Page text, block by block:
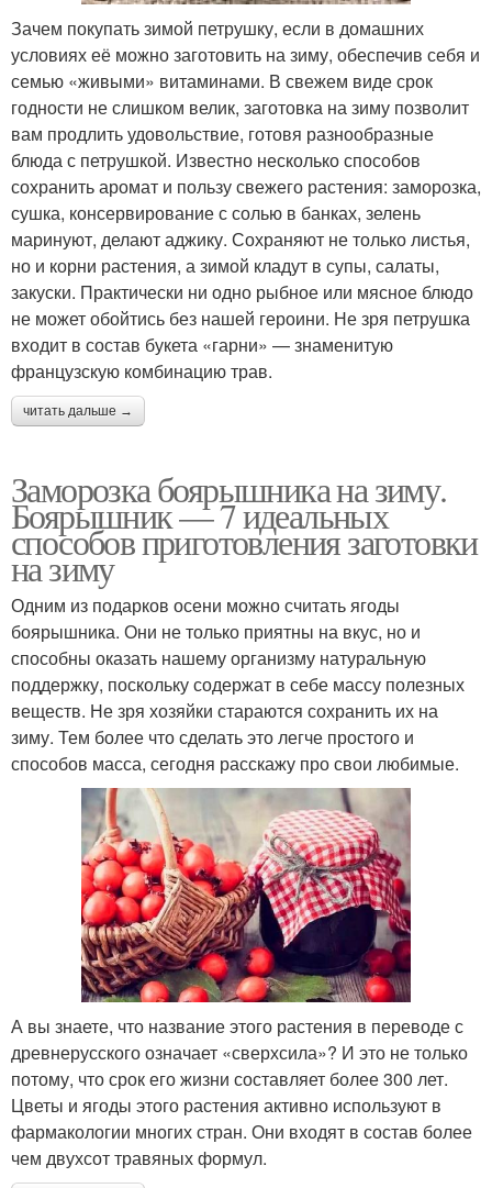
Зачем покупать зимой петрушку, если в домашних
условиях её можно заготовить на зиму, обеспечив себя и
семью «живыми» витаминами. В свежем виде срок
годности не слишком велик, заготовка на зиму позволит
вам продлить удовольствие, готовя разнообразные
блюда с петрушкой. Известно несколько способов
сохранить аромат и пользу свежего растения: заморозка,
сушка, консервирование с солью в банках, зелень
маринуют, делают аджику. Сохраняют не только листья,
но и корни растения, а зимой кладут в супы, салаты,
закуски. Практически ни одно рыбное или мясное блюдо
не может обойтись без нашей героини. Не зря петрушка
входит в состав букета «гарни» — знаменитую
французскую комбинацию трав.
читать дальше →
Заморозка боярышника на зиму.
Боярышник — 7 идеальных
способов приготовления заготовки
на зиму
Одним из подарков осени можно считать ягоды
боярышника. Они не только приятны на вкус, но и
способны оказать нашему организму натуральную
поддержку, поскольку содержат в себе массу полезных
веществ. Не зря хозяйки стараются сохранить их на
зиму. Тем более что сделать это легче простого и
способов масса, сегодня расскажу про свои любимые.
А вы знаете, что название этого растения в переводе с
древнерусского означает «сверхсила»? И это не только
потому, что срок его жизни составляет более 300 лет.
Цветы и ягоды этого растения активно используют в
фармакологии многих стран. Они входят в состав более
чем двухсот травяных формул.